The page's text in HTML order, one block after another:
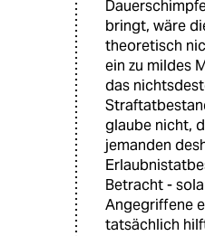
bringt, wäre
theoretisch
ein zu mildes
das
glaube nicht,
jemanden
Betracht -
Angegriffene
tatsächlich